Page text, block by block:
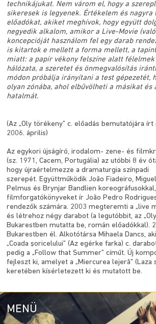
technikájukat. Nem várom el, hogy a
sikeresek is legyenek. Értékelem és nagyra
előadókat, akiket meghívok, hogy együtt
negyedik alkalom, amikor a Live-Movie
koncepcióját használom fel egy darab
is kitartok e mellett a forma mellett, a
miatt: a papír vékony felszíne alatt félelmek
hálózata, a szeretet és önmegvalósítás
módon próbálja irányítani a test gépezetét,
olyan zónába, ahol elbűvölheti a másikat és
hatalmát.
(Az „Oly törékeny” c. előadás bemutatójára írt
2006. április)
Az egykori újságíró, irodalom- zene- és
(sz. 1971, Cacem, Portugália) az utóbbi 8 év
hogy újraértelmezze a dramaturgia színpadi
szerepét. Együttműködik João Fiadeiro,
Pelmus és Brynjar Bandlien koreográfusokkal,
filmforgatókönyveket ír João Pedro
rendezők számára. 2003 megteremti a „live
és létrehoz négy darabot (a legutóbbit, az
Bukarestben mutatta be, román előadókkal).
Bukarestben él. Alkotótársa Mihaela Dancs,
„Coada şoricelului” (Az egérke farka) c.
pedig a „Follow that Summer” címűt. Új
fejleszt ki, amelyet a „Miercurea lejeră” (Laza
keretében kísérletezett ki és mutatott be.
MENÜ